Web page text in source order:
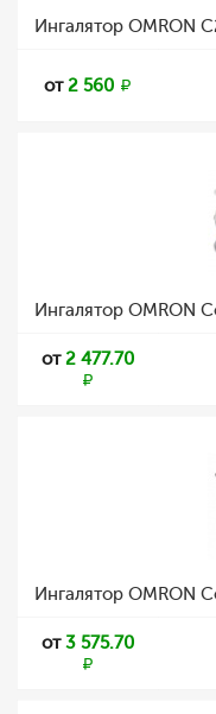
Ингалятор OMRON
от2 560
Ингалятор OMRON
от2 477.70
Ингалятор OMRON
от3 575.70